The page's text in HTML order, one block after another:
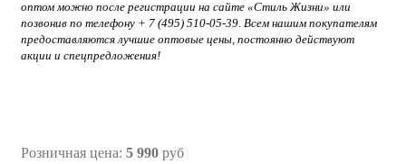
оптом можно после регистрации на сайте «Стиль Жизни» или
позвонив по телефону + 7 (495) 510-05-39. Всем нашим покупателям
предоставляются лучшие оптовые цены, постоянно действуют
акции и спецпредложения!
Розничная цена: 5 990 руб